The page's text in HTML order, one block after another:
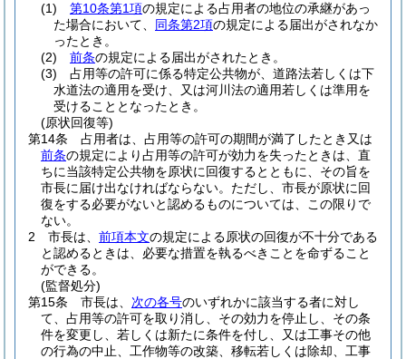
(1)
第10条第1項の規定による占用者の地位の承継があっ
た場合において、 同条第2項の規定による届出がされなか
ったとき。
(2)
前条の規定による届出がされたとき。
(3)
占用等の許可に係る特定公共物が、道路法若しくは下
水道法の適用を受け、又は河川法の適用若しくは準用を
受けることとなったとき。
(原状回復等)
第14条
占用者は、占用等の許可の期間が満了したとき又は
前条の規定により占用等の許可が効力を失ったときは、直
ちに当該特定公共物を原状に回復するとともに、その旨を
市長に届け出なければならない。 ただし、市長が原状に回
復をする必要がないと認めるものについては、この限りで
ない。
2
市長は、 前項本文の規定による原状の回復が不十分である
と認めるときは、必要な措置を執るべきことを命ずること
ができる。
(監督処分)
第15条
市長は、 次の各号のいずれかに該当する者に対し
て、占用等の許可を取り消し、その効力を停止し、その条
件を変更し、若しくは新たに条件を付し、又は工事その他
の行為の中止、工作物等の改築、移転若しくは除却、工事